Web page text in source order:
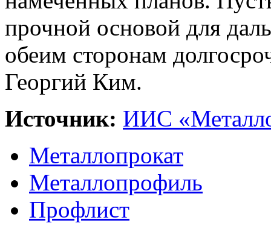
прочной основой для
обеим сторонам
Георгий Ким.
Источник: ИИС
Металлопрокат
Металлопрофиль
Профлист